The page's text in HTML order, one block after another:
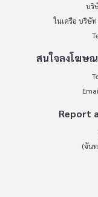
บริ
ในเครือ บริษั
สนใจลงโฆษณ
Report
(จัน